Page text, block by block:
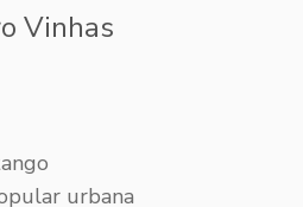
Vinhas
urbana